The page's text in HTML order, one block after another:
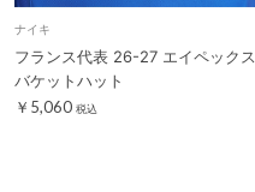
ナイキ
フランス代表 26-27 エイペックス
バケットハット
￥5,060 税込